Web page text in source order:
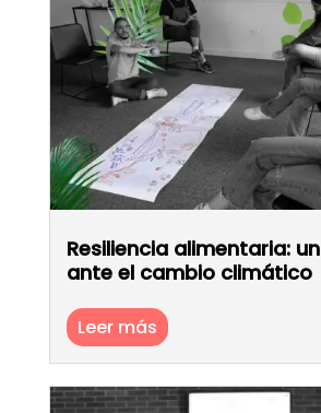
Resiliencia alimentaria:
ante el cambio climático
Leer más